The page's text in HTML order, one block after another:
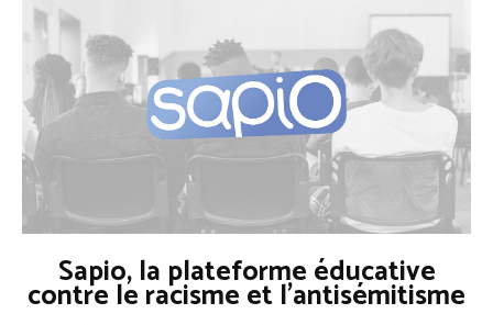
Sapio, la plateforme éducative
contre le racisme et l'antisémitisme